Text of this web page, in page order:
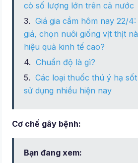
cò số lượng lớn trên cả nước
Giá gia cầm hôm nay 22/
giá, chọn nuôi giống vịt thịt
hiệu quả kinh tế cao?
Chuẩn độ là gì?
Các loại thuốc thú ý hạ
sử dụng nhiều hiện nay
Cơ chế gây bệnh:
Bạn đang xem: